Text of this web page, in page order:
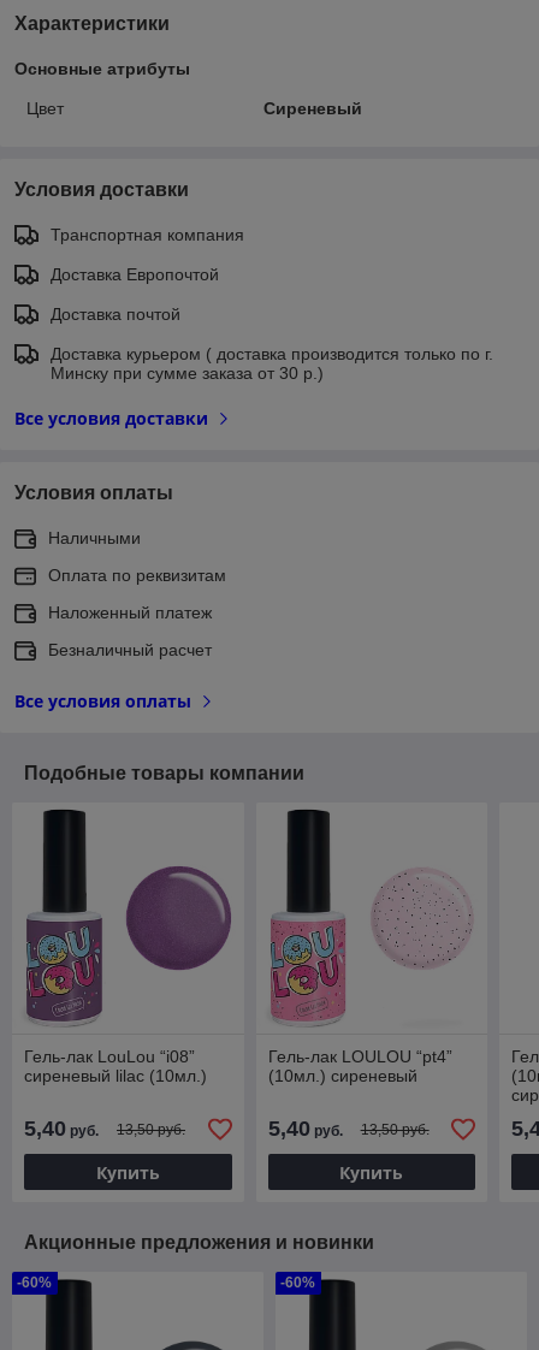
Характеристики
Основные атрибуты
Цвет Сиреневый
Условия доставки
Транспортная компания
Доставка Европочтой
Доставка почтой
Доставка курьером ( доставка производится только по г.
Минску при сумме заказа от 30 р.)
Все условия доставки
Условия оплаты
Наличными
Оплата по реквизитам
Наложенный платеж
Безналичный расчет
Все условия оплаты
Подобные товары компании
Гель-лак LouLou “i08”
сиреневый lilac (10мл.)
5,40 руб. 13,50 руб.
Купить
Гель-лак LOULOU “pt4”
(10мл.) сиреневый
5,40руб. 13,50 руб.
Купить
Акционные предложения и новинки
-60% -60%